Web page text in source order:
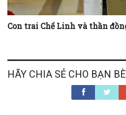
Con trai Chế Linh và thần
HÃY CHIA SẺ CHO BẠN